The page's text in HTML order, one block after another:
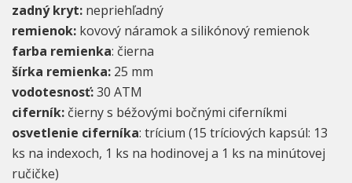
zadný kryt: nepriehľadný
remienok: kovový náramok a silikónový remienok
farba remienka: čierna
šírka remienka: 25 mm
vodotesnosť:30 ATM
ciferník: čierny s béžovými bočnými ciferníkmi
osvetlenie ciferníka: trícium (15 tríciových kapsúl: 13
ks na indexoch, 1 ks na hodinovej a 1 ks na minútovej
ručičke)